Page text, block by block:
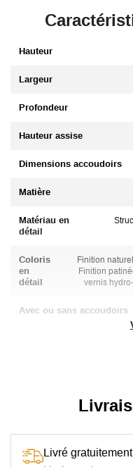
Hauteur
Largeur
Profondeur
Hauteur assise
Dimensions accoudoirs
Matière
Matériau en
détail
Coloris
en
détail
Finition
Finition
vernis
Avec ou sans accoudoirs
Livré